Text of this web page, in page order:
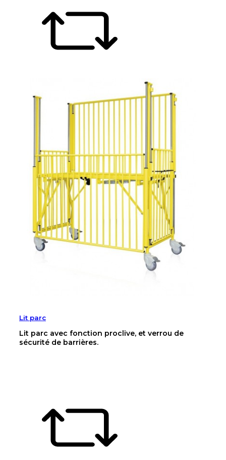
Lit parc
Lit parc avec fonction proclive, et verrou de
sécurité de barrières.